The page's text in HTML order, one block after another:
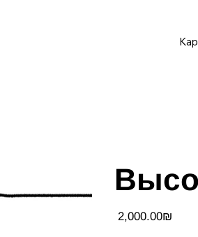
Цена ‏2,000.00 ‏₪